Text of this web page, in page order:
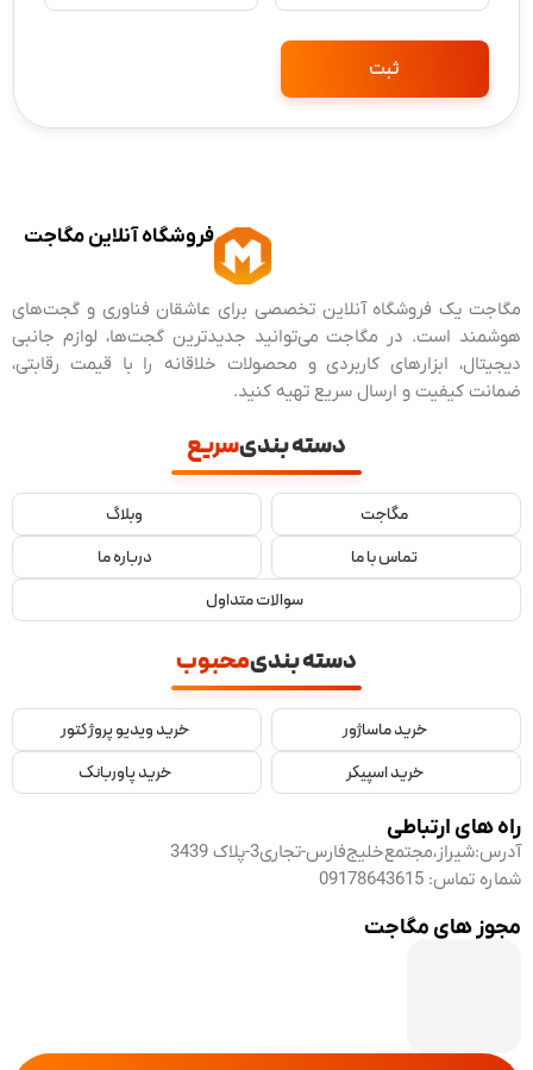
فروشگاه آنلاین مگاجت
مگاجت یک فروشگاه آنلاین تخصصی برای عاشقان فناوری و گجت‌های
هوشمند است. در مگاجت می‌توانید جدیدترین گجت‌ها، لوازم جانبی
دیجیتال، ابزارهای کاربردی و محصولات خلاقانه را با قیمت رقابتی،
ضمانت کیفیت و ارسال سریع تهیه کنید.
دسته بندیسریع
مگاجت
وبلاگ
تماس با ما
درباره ما
سوالات متداول
دسته بندیمحبوب
خرید ماساژور
خرید ویدیو پروژکتور
خرید اسپیکر
خرید پاوربانک
راه های ارتباطی
آدرس:شیراز،مجتمع‌خلیج‌فارس-تجاری3-پلاک 3439
شماره تماس: 09178643615
مجوز های مگاجت